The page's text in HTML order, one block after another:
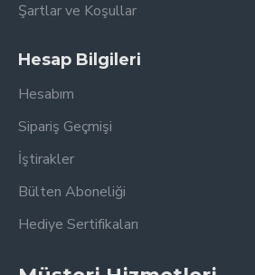
Şartlar ve Koşullar
Hesap Bilgileri
Hesabım
Sipariş Geçmişi
İştirakler
Bülten Aboneliği
Hediye Sertifikaları